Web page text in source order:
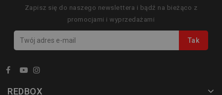
Zapisz się do naszego newslettera i bądź na bieżąco z
promocjami i wyprzedażami
REDBOX